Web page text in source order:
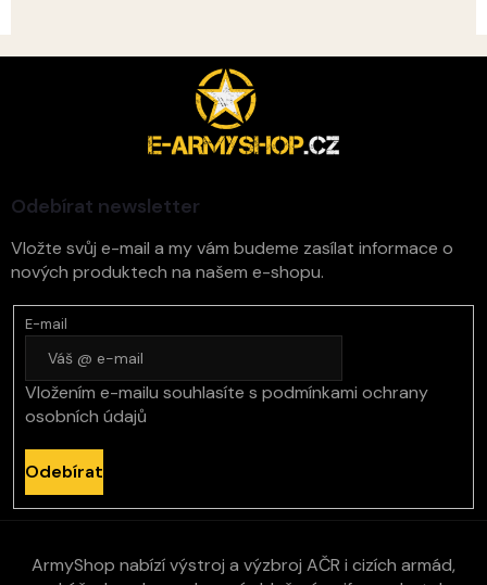
i
s
u
Odebírat newsletter
Vložte svůj e-mail a my vám budeme zasílat informace o
nových produktech na našem e-shopu.
E-mail
Vložením e-mailu souhlasíte s podmínkami ochrany
osobních údajů
Odebírat
ArmyShop nabízí výstroj a výzbroj AČR i cizích armád,